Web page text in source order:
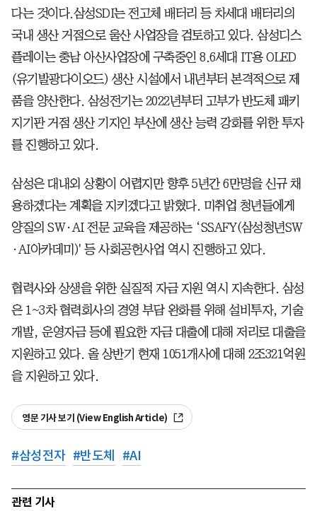
다는 것이다.삼성SDI는 전고체 배터리 등 차세대 배터리의
국내 생산 거점으로 울산 사업장을 검토하고 있다. 삼성디스
플레이는 충남 아산사업장에 구축중인 8.6세대 IT용 OLED
(유기발광다이오드) 생산 시설에서 내년부터 본격적으로 제
품을 양산한다. 삼성전기는 2022년부터 고부가 반도체 패키
지기판 거점 생산 기지인 부산에 생산 능력 강화를 위한 투자
를 진행하고 있다.
삼성은 대내외 상황이 어렵지만 향후 5년간 6만명을 신규 채
용하겠다는 계획을 지키겠다고 밝혔다. 미취업 청년들에게
양질의 SW·AI 전문 교육을 제공하는 ‘SSAFY(삼성청년SW
·AI아카데미)' 등 사회공헌사업 역시 진행하고 있다.
협력사와 상생을 위한 실질적 자금 지원 역시 지속한다. 삼성
은 1~3차 협력회사의 경영 부담 완화를 위해 설비투자, 기술
개발, 운영자금 등에 필요한 자금 대출에 대해 저리로 대출을
지원하고 있다. 올 상반기 현재 1051개사에 대해 2조321억원
을 지원하고 있다.
영문 기사 보기 (View English Article)
#삼성전자 #반도체 #AI
관련 기사